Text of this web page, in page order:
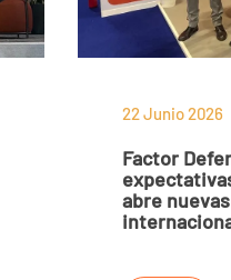
22 Junio 2026
Factor
abre